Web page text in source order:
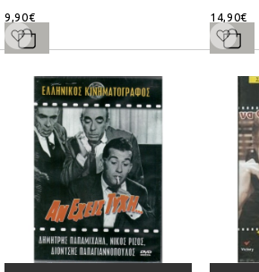
9,90€ 14,90€